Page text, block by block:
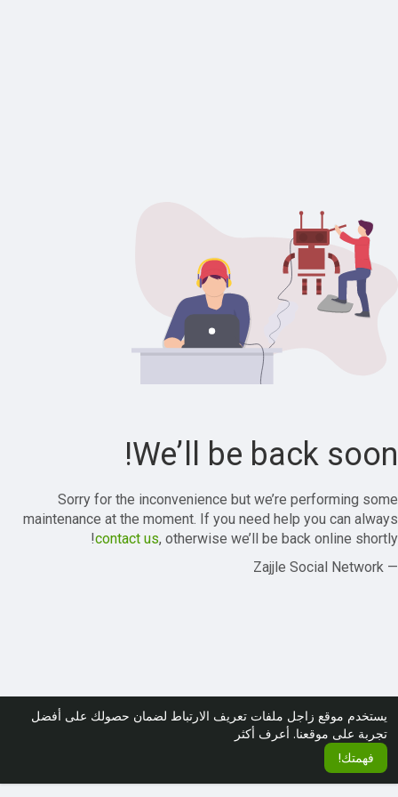
يستخدم موقع زاجل ملفات تعريف الارتباط لضمان حصولك على أفضل
تجربة على موقعنا. أعرف أكثر
فهمتك!
We’ll be back soon!
Sorry for the inconvenience but we’re performing some
maintenance at the moment. If you need help you can always
contact us, otherwise we’ll be back online shortly!
— Zajjle Social Network